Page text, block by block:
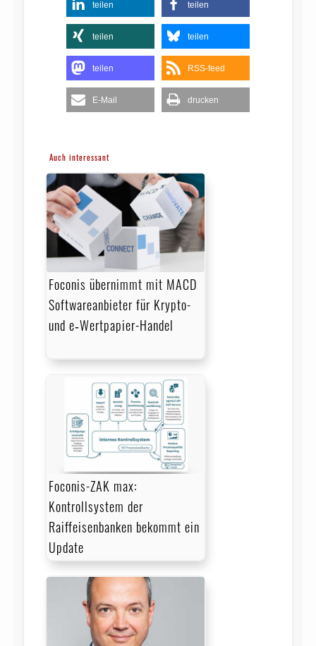
teilen teilen
teilen teilen
teilen RSS-feed
E-Mail drucken
Auch interessant
Foconis übernimmt mit MACD
Softwareanbieter für Krypto-
und e‑Wertpapier-Handel
Foconis-ZAK max:
Kontrollsystem der
Raiffeisenbanken bekommt ein
Update